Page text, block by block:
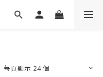
每頁顯示 24 個